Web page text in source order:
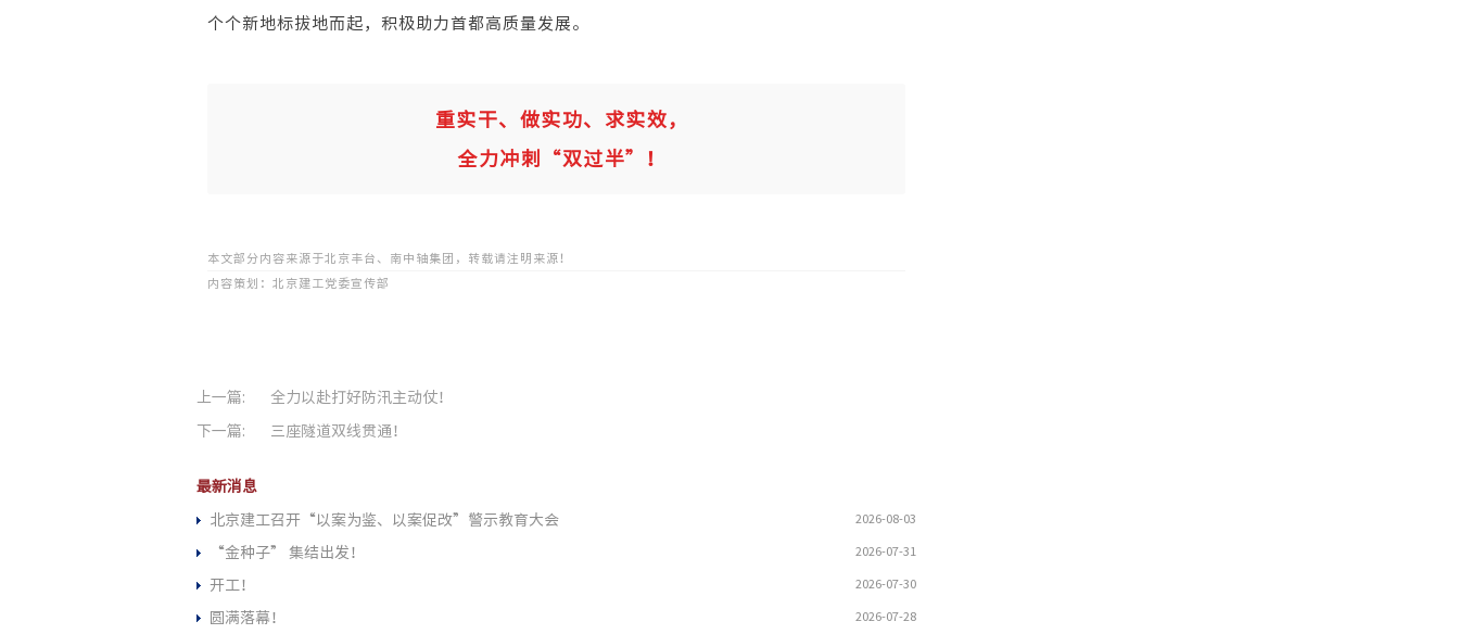
个个新地标拔地而起，积极助力首都高质量发展。
重实干、做实功、求实效，
全力冲刺“双过半”！
本文部分内容来源于北京丰台、南中轴集团，转载请注明来源！
内容策划：北京建工党委宣传部
上一篇: 全力以赴打好防汛主动仗！
下一篇: 三座隧道双线贯通！
最新消息
2026-08-03
北京建工召开“以案为鉴、以案促改”警示教育大会
2026-07-31
“金种子” 集结出发！
2026-07-30
开工！
2026-07-28
圆满落幕！